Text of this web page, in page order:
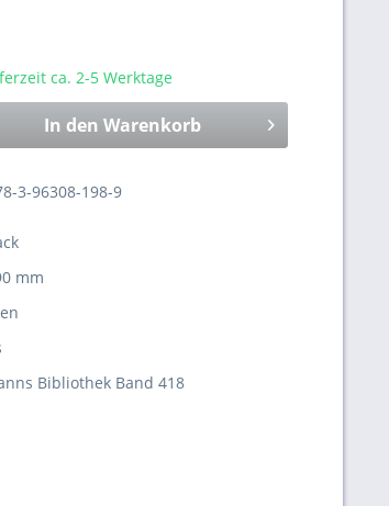
ca. 2-5 Werktage
In den Warenkorb
3-96308-198-9
mm
Bibliothek Band 418